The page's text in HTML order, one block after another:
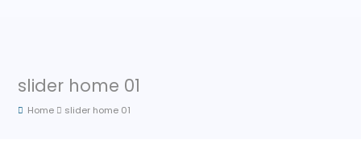
slider home 01
Home slider home 01